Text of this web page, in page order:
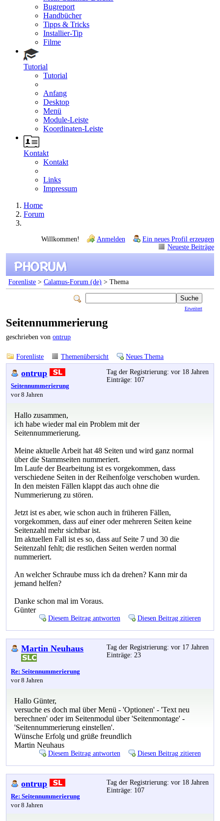
Bugreport
Handbücher
Tipps & Tricks
Installier-Tip
Filme
Tutorial
Tutorial
Anfang
Desktop
Menü
Module-Leiste
Koordinaten-Leiste
Kontakt
Kontakt
Links
Impressum
Home
Forum
Willkommen! Anmelden
Ein neues Profil erzeugen
Neueste Beiträge
Forenliste >Calamus-Forum (de) > Thema
Erweitert
Seitennummerierung
geschrieben vonontrup
Forenliste Themenübersicht Neues Thema
ontrup
Seitennummerierung
vor 8 Jahren
Tag der Registrierung: vor 18 Jahren
Einträge: 107
Hallo zusammen,
ich habe wieder mal ein Problem mit der
Seitennummerierung.
Meine aktuelle Arbeit hat 48 Seiten und wird ganz normal
über die Stammseiten nummeriert.
Im Laufe der Bearbeitung ist es vorgekommen, dass
verschiedene Seiten in der Reihenfolge verschoben wurden.
In den meisten Fällen klappt das auch ohne die
Nummerierung zu stören.
Jetzt ist es aber, wie schon auch in früheren Fällen,
vorgekommen, dass auf einer oder mehreren Seiten keine
Seitenzahl mehr sichtbar ist.
Im aktuellen Fall ist es so, dass auf Seite 7 und 30 die
Seitenzahl fehlt; die restlichen Seiten werden normal
nummeriert.
An welcher Schraube muss ich da drehen? Kann mir da
jemand helfen?
Danke schon mal im Voraus.
Günter
Diesem Beitrag antworten Diesen Beitrag zitieren
Martin Neuhaus
Re: Seitennummerierung
vor 8 Jahren
Tag der Registrierung: vor 17 Jahren
Einträge: 23
Hallo Günter,
versuche es doch mal über Menü - 'Optionen' - 'Text neu
berechnen' oder im Seitenmodul über 'Seitenmontage' -
'Seitennummerierung einstellen'.
Wünsche Erfolg und grüße freundlich
Martin Neuhaus
Diesem Beitrag antworten Diesen Beitrag zitieren
ontrup
Re: Seitennummerierung
vor 8 Jahren
Tag der Registrierung: vor 18 Jahren
Einträge: 107